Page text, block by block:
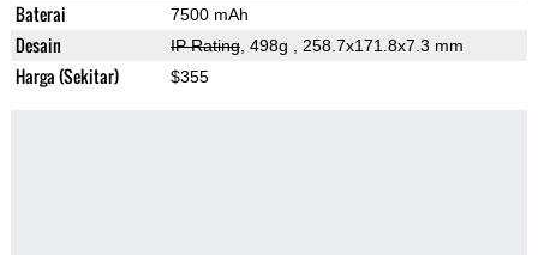
Baterai 7500 mAh
Desain IP Rating, 498g , 258.7x171.8x7.3 mm
Harga (Sekitar) $355